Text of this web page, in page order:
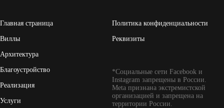
Главная страница
Виллы
Архитектура
Благоустройство
Реализация
Услуги
Политика конфиденциальности
Реквизиты
*Социальные сети Facebook и
Instagram запрещены в России.
Meta признана экстремистской
организацией и запрещена на
территории России.